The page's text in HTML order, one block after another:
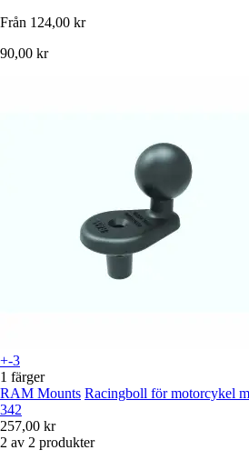
Från 124,00 kr
90,00 kr
+-3
1 färger
RAM Mounts Racingboll för motorcykel
342
257,00 kr
2 av 2 produkter